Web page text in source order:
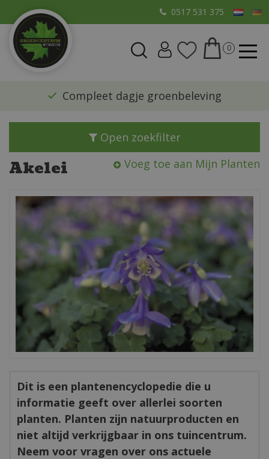
a
0517 531 375
​Compleet dagje groenbeleving
Open zoekfilter
Akelei Voeg toe aan Mijn Planten
Dit is een plantenencyclopedie die u
informatie geeft over allerlei soorten
planten. Planten zijn natuurproducten en
niet altijd verkrijgbaar in ons tuincentrum.
Neem voor vragen over ons actuele